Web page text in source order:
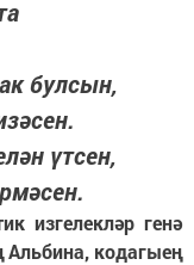
булсын,
үтсен,
изгелекләр генә
Альбина, кодагыең